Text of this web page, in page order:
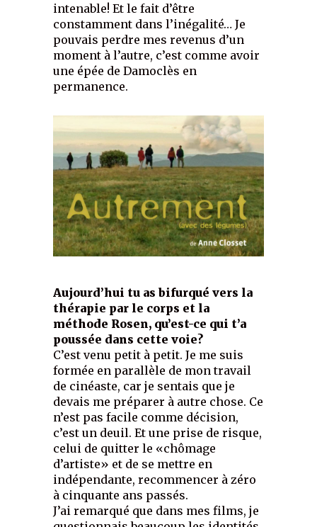
intenable! Et le fait d’être
constamment dans l’inégalité… Je
pouvais perdre mes revenus d’un
moment à l’autre, c’est comme avoir
une épée de Damoclès en
permanence.
Aujourd’hui tu as bifurqué vers la
thérapie par le corps et la
méthode Rosen, qu’est-ce qui t’a
poussée dans cette voie?
C’est venu petit à petit. Je me suis
formée en parallèle de mon travail
de cinéaste, car je sentais que je
devais me préparer à autre chose. Ce
n’est pas facile comme décision,
c’est un deuil. Et une prise de risque,
celui de quitter le «chômage
d’artiste» et de se mettre en
indépendante, recommencer à zéro
à cinquante ans passés.
J’ai remarqué que dans mes films, je